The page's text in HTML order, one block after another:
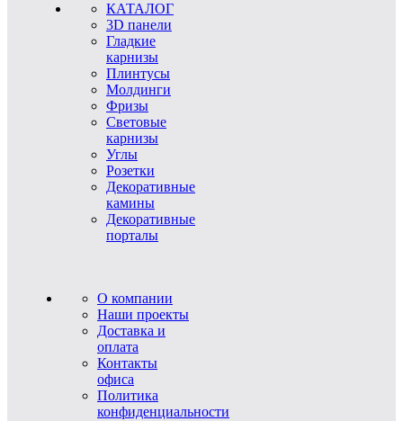
КАТАЛОГ
3D панели
Гладкие
карнизы
Плинтусы
Молдинги
Фризы
Световые
карнизы
Углы
Розетки
Декоративные
камины
Декоративные
порталы
О компании
Наши проекты
Доставка и
оплата
Контакты
офиса
Политика
конфиденциальности